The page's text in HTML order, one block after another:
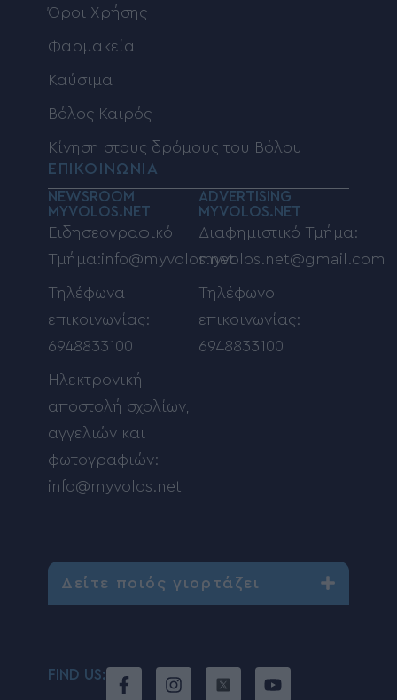
Όροι Χρήσης
Φαρμακεία
Καύσιμα
Βόλος Καιρός
Κίνηση στους δρόμους του Βόλου
ΕΠΙΚΟΙΝΩΝΙΑ
NEWSROOM
MYVOLOS.NET
Ειδησεογραφικό
Τμήμα:info@myvolos.net
Τηλέφωνα
επικοινωνίας:
6948833100
Ηλεκτρονική
αποστολή σχολίων,
αγγελιών και
φωτογραφιών:
info@myvolos.net
ADVERTISING
MYVOLOS.NET
Διαφημιστικό Τμήμα:
myvolos.net@gmail.com
Τηλέφωνο
επικοινωνίας:
6948833100
Δείτε ποιός γιορτάζει
FIND US: